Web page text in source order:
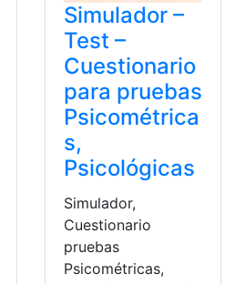
Simulador –
Test –
Cuestionario
para pruebas
Psicométrica
s,
Psicológicas
Simulador,
Cuestionario
pruebas
Psicométricas,